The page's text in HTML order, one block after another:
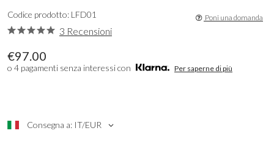
€97.00
o 4 pagamenti senza interessi con Per saperne di più
Consegna a: IT/EUR
Codice prodotto: LFD01
3 Recensioni
Poni una domanda